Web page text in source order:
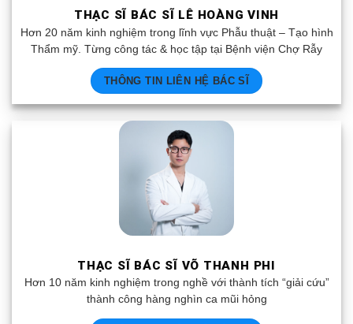
THẠC SĨ BÁC SĨ LÊ HOÀNG VINH
Hơn 20 năm kinh nghiệm trong lĩnh vực Phẫu thuật – Tạo hình
Thẩm mỹ. Từng công tác & học tập tại Bệnh viện Chợ Rẫy
THÔNG TIN LIÊN HỆ BÁC SĨ
THẠC SĨ BÁC SĨ VÕ THANH PHI
Hơn 10 năm kinh nghiệm trong nghề với thành tích “giải cứu”
thành công hàng nghìn ca mũi hỏng